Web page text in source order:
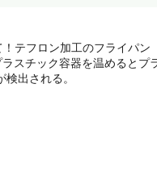
テフロン加工のフライパン
スチック容器を温めると
出される。